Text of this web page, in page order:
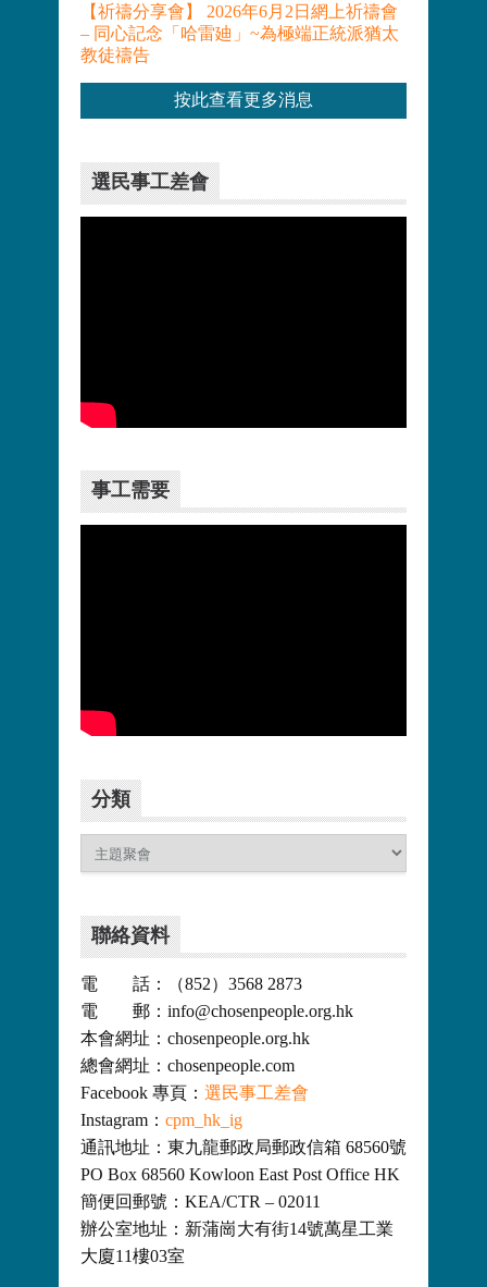
【祈禱分享會】 2026年6月2日網上祈禱會
– 同心記念「哈雷廸」~為極端正統派猶太
教徒禱告
按此查看更多消息
選民事工差會
事工需要
分類
類
聯絡資料
電 話：（852）3568 2873
電 郵：info@chosenpeople.org.hk
本會網址：chosenpeople.org.hk
總會網址：chosenpeople.com
Facebook 專頁： 選民事工差會
Instagram： cpm_hk_ig
通訊地址：東九龍郵政局郵政信箱 68560號
PO Box 68560 Kowloon East Post Office HK
簡便回郵號：KEA/CTR – 02011
辦公室地址：新蒲崗大有街14號萬星工業
大廈11樓03室